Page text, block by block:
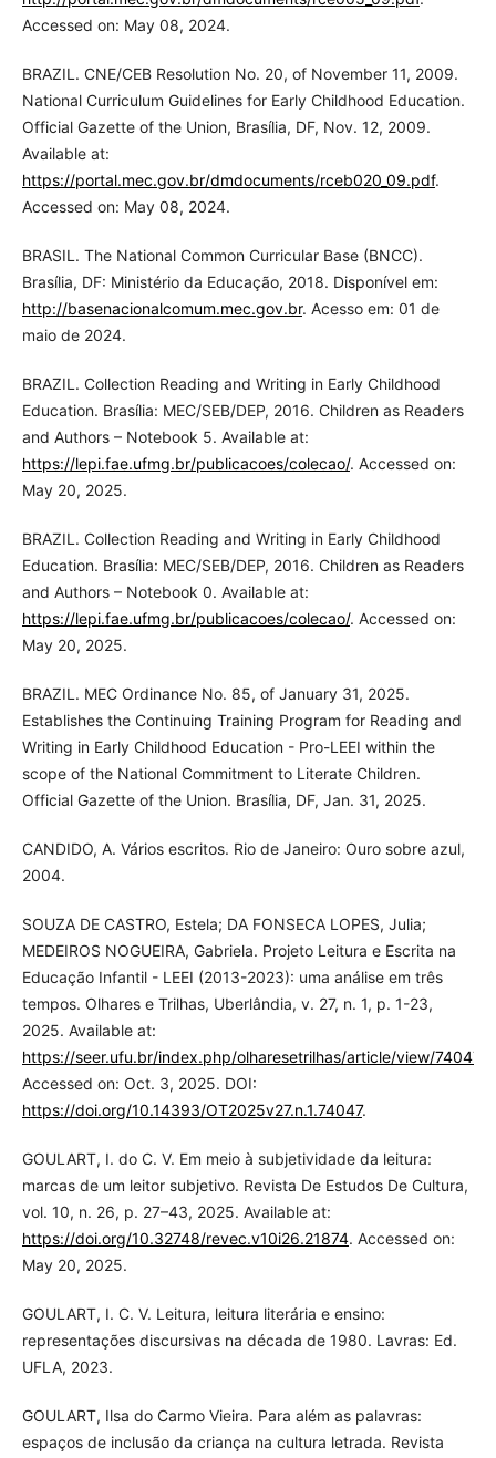
Accessed on: May 08, 2024.
BRAZIL. CNE/CEB Resolution No. 20, of November 11, 2009.
National Curriculum Guidelines for Early Childhood Education.
Official Gazette of the Union, Brasília, DF, Nov. 12, 2009.
Available at:
https://portal.mec.gov.br/dmdocuments/rceb020_09.pdf.
Accessed on: May 08, 2024.
BRASIL. The National Common Curricular Base (BNCC).
Brasília, DF: Ministério da Educação, 2018. Disponível em:
http://basenacionalcomum.mec.gov.br. Acesso em: 01 de
maio de 2024.
BRAZIL. Collection Reading and Writing in Early Childhood
Education. Brasília: MEC/SEB/DEP, 2016. Children as Readers
and Authors – Notebook 5. Available at:
https://lepi.fae.ufmg.br/publicacoes/colecao/. Accessed on:
May 20, 2025.
BRAZIL. Collection Reading and Writing in Early Childhood
Education. Brasília: MEC/SEB/DEP, 2016. Children as Readers
and Authors – Notebook 0. Available at:
https://lepi.fae.ufmg.br/publicacoes/colecao/. Accessed on:
May 20, 2025.
BRAZIL. MEC Ordinance No. 85, of January 31, 2025.
Establishes the Continuing Training Program for Reading and
Writing in Early Childhood Education - Pro-LEEI within the
scope of the National Commitment to Literate Children.
Official Gazette of the Union. Brasília, DF, Jan. 31, 2025.
CANDIDO, A. Vários escritos. Rio de Janeiro: Ouro sobre azul,
2004.
SOUZA DE CASTRO, Estela; DA FONSECA LOPES, Julia;
MEDEIROS NOGUEIRA, Gabriela. Projeto Leitura e Escrita na
Educação Infantil - LEEI (2013-2023): uma análise em três
tempos. Olhares e Trilhas, Uberlândia, v. 27, n. 1, p. 1-23,
2025. Available at:
https://seer.ufu.br/index.php/olharesetrilhas/article/view/74047
Accessed on: Oct. 3, 2025. DOI:
https://doi.org/10.14393/OT2025v27.n.1.74047.
GOULART, I. do C. V. Em meio à subjetividade da leitura:
marcas de um leitor subjetivo. Revista De Estudos De Cultura,
vol. 10, n. 26, p. 27–43, 2025. Available at:
https://doi.org/10.32748/revec.v10i26.21874. Accessed on:
May 20, 2025.
GOULART, I. C. V. Leitura, leitura literária e ensino:
representações discursivas na década de 1980. Lavras: Ed.
UFLA, 2023.
GOULART, Ilsa do Carmo Vieira. Para além as palavras:
espaços de inclusão da criança na cultura letrada. Revista